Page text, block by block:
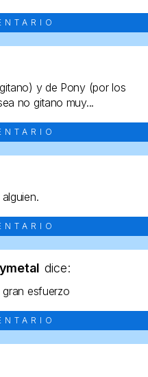
y de Pony (por los
no gitano muy...
dice:
esfuerzo